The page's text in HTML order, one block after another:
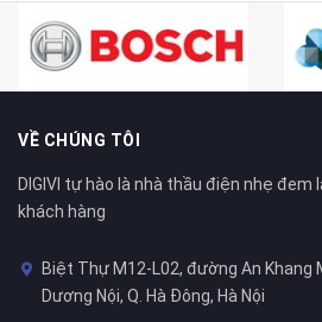
VỀ CHÚNG TÔI
DIGIVI tự hào là nhà thầu điện nhẹ
khách hàng
Biệt Thự M12-L02, đường An Khang
Dương Nội, Q. Hà Đông, Hà Nội